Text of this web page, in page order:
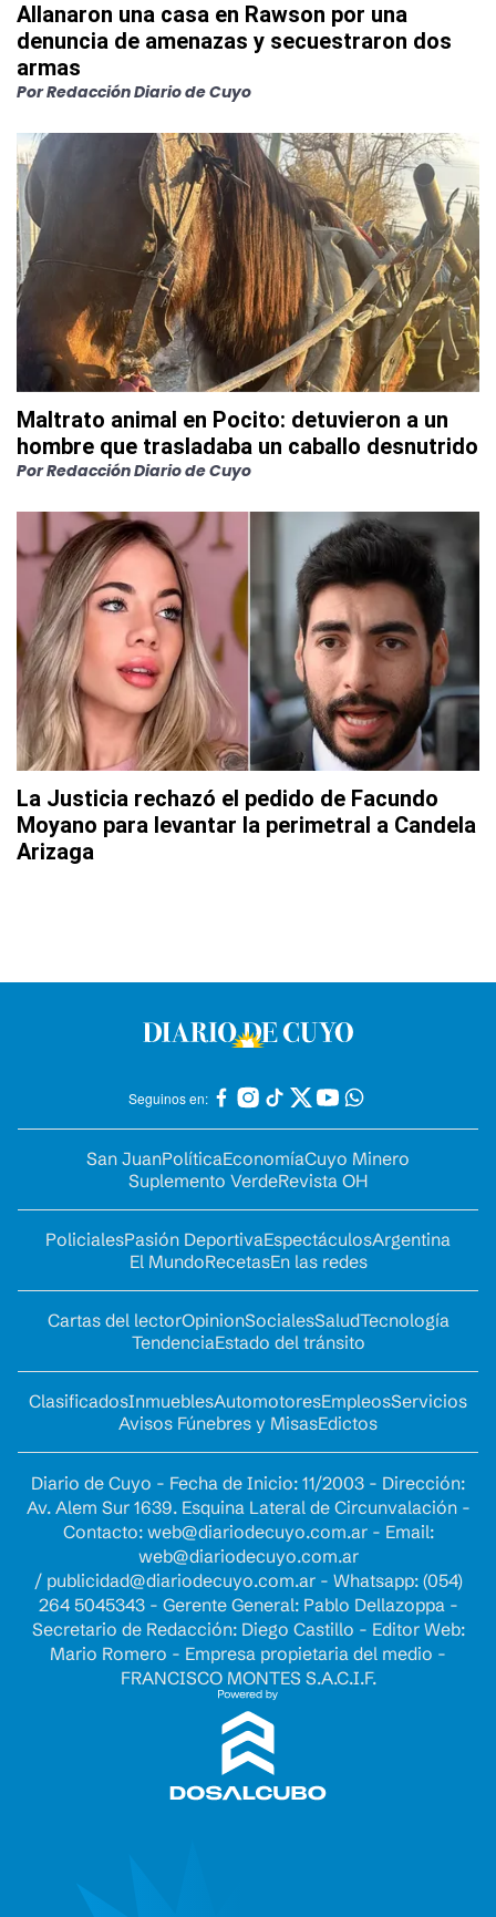
Allanaron una casa en Rawson por una
denuncia de amenazas y secuestraron dos
armas
PorRedacción Diario de Cuyo
Maltrato animal en Pocito: detuvieron a un
hombre que trasladaba un caballo desnutrido
PorRedacción Diario de Cuyo
La Justicia rechazó el pedido de Facundo
Moyano para levantar la perimetral a Candela
Arizaga
Seguinos en:
San JuanPolíticaEconomíaCuyo Minero
Suplemento VerdeRevista OH
PolicialesPasión DeportivaEspectáculosArgentina
El MundoRecetasEn las redes
Cartas del lectorOpinionSocialesSaludTecnología
TendenciaEstado del tránsito
ClasificadosInmueblesAutomotoresEmpleosServicios
Avisos Fúnebres y MisasEdictos
Diario de Cuyo - Fecha de Inicio: 11/2003 - Dirección:
Av. Alem Sur 1639. Esquina Lateral de Circunvalación -
Contacto: web@diariodecuyo.com.ar- Email:
web@diariodecuyo.com.ar
/ publicidad@diariodecuyo.com.ar- Whatsapp: (054)
264 5045343 - Gerente General: Pablo Dellazoppa -
Secretario de Redacción: Diego Castillo - Editor Web:
Mario Romero - Empresa propietaria del medio -
FRANCISCO MONTES S.A.C.I.F.